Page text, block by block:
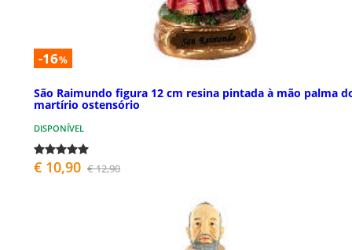
-16%
São Raimundo figura 12 cm resina pintada à mão palma
martírio ostensório
DISPONÍVEL
€ 10,90 € 12,90